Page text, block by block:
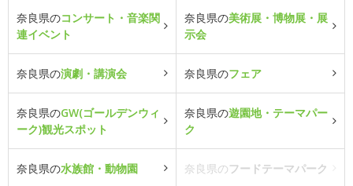
奈良県のコンサート・音楽関
連イベント
奈良県の美術展・博物展・展
示会
奈良県の演劇・講演会 奈良県のフェア
奈良県のGW(ゴールデンウィ
ーク)観光スポット
奈良県の遊園地・テーマパー
ク
奈良県の水族館・動物園 奈良県のフードテーマパーク